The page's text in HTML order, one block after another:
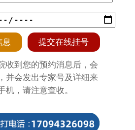
息 提交在线挂号
收到您的预约消息后，会
并会发出专家号及详细来
机，请注意查收。